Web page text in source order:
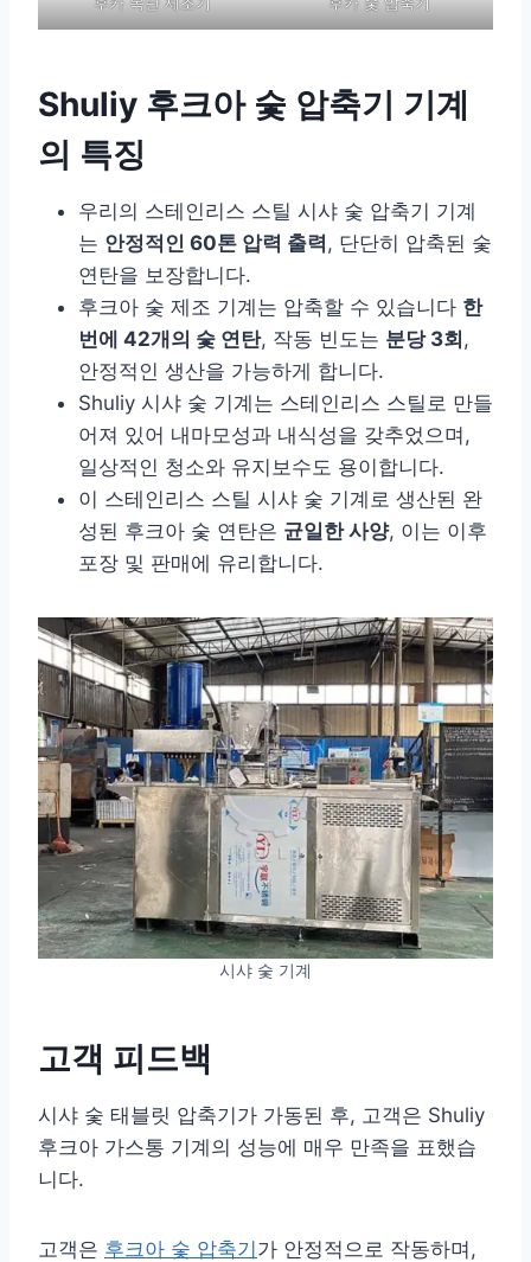
Shuliy 후크아 숯 압축기 기계
의 특징
우리의 스테인리스 스틸 시샤 숯 압축기 기계
는 안정적인 60톤 압력 출력 , 단단히 압축된 숯
연탄을 보장합니다.
후크아 숯 제조 기계는 압축할 수 있습니다 한
번에 42개의 숯 연탄, 작동 빈도는 분당 3회 ,
안정적인 생산을 가능하게 합니다.
Shuliy 시샤 숯 기계는 스테인리스 스틸로 만들
어져 있어 내마모성과 내식성을 갖추었으며,
일상적인 청소와 유지보수도 용이합니다.
이 스테인리스 스틸 시샤 숯 기계로 생산된 완
성된 후크아 숯 연탄은 균일한 사양, 이는 이후
포장 및 판매에 유리합니다.
시샤 숯 기계
고객 피드백
시샤 숯 태블릿 압축기​가 가동된 후, 고객은 Shuliy
후크아 가스통 기계의 성능에 매우 만족을 표했습
니다.
고객은 후크아 숯 압축기가 안정적으로 작동하며,